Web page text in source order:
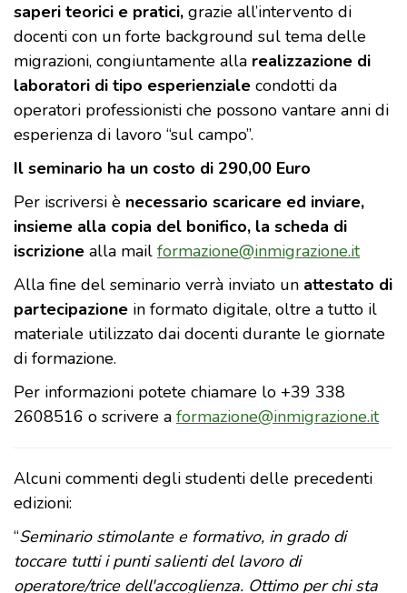
saperi teorici e pratici, grazie all’intervento di
docenti con un forte background sul tema delle
migrazioni, congiuntamente alla realizzazione di
laboratori di tipo esperienziale condotti da
operatori professionisti che possono vantare anni di
esperienza di lavoro “sul campo”.
Il seminario ha un costo di 290,00 Euro
Per iscriversi è necessario scaricare ed inviare,
insieme alla copia del bonifico, la scheda di
iscrizione alla mail formazione@inmigrazione.it
Alla fine del seminario verrà inviato un attestato di
partecipazione in formato digitale, oltre a tutto il
materiale utilizzato dai docenti durante le giornate
di formazione.
Per informazioni potete chiamare lo +39 338
2608516 o scrivere a formazione@inmigrazione.it
Alcuni commenti degli studenti delle precedenti
edizioni:
“Seminario stimolante e formativo, in grado di
toccare tutti i punti salienti del lavoro di
operatore/trice dell'accoglienza. Ottimo per chi sta